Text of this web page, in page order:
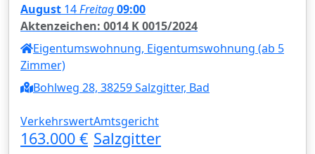
August 14Freitag09:00
Aktenzeichen: 0014 K 0015/2024
Eigentumswohnung, Eigentumswohnung (ab 5
Zimmer)
Bohlweg 28, 38259 Salzgitter, Bad
Verkehrswert
163.000 €
Amtsgericht
Salzgitter